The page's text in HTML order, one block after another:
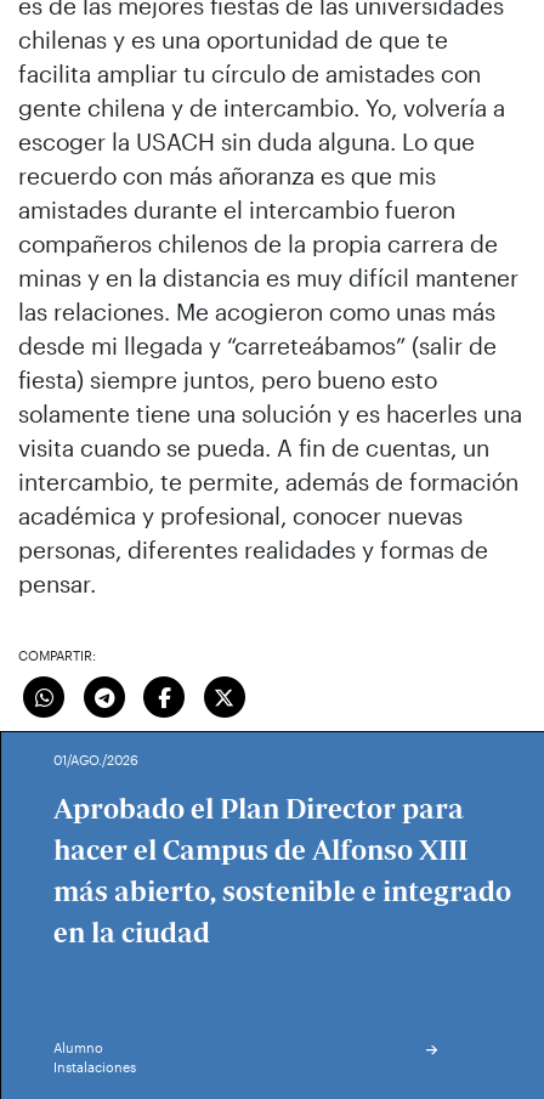
chilenas y es una oportunidad de que te
facilita ampliar tu círculo de amistades con
gente chilena y de intercambio. Yo, volvería a
escoger la USACH sin duda alguna. Lo que
recuerdo con más añoranza es que mis
amistades durante el intercambio fueron
compañeros chilenos de la propia carrera de
minas y en la distancia es muy difícil mantener
las relaciones. Me acogieron como unas más
desde mi llegada y “carreteábamos” (salir de
fiesta) siempre juntos, pero bueno esto
solamente tiene una solución y es hacerles una
visita cuando se pueda. A fin de cuentas, un
intercambio, te permite, además de formación
académica y profesional, conocer nuevas
personas, diferentes realidades y formas de
pensar.
COMPARTIR:
01/AGO./2026
Aprobado el Plan Director para
hacer el Campus de Alfonso XIII
más abierto, sostenible e integrado
en la ciudad
Alumno
Instalaciones